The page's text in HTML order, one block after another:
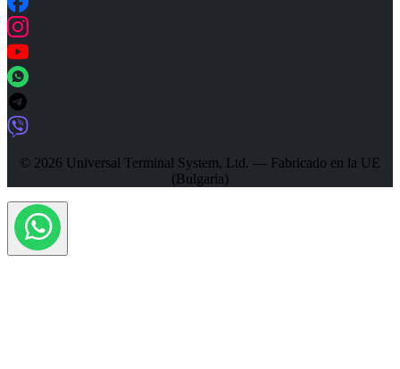
© 2026 Universal Terminal System, Ltd. — Fabricado en la UE
(Bulgaria)